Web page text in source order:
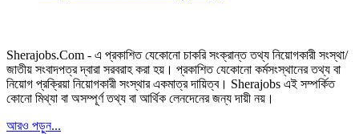
Sherajobs.Com - এ প্রকাশিত যেকোনো চাকরি সংক্রান্ত তথ্য নিয়োগকারী সংস্থা/
জাতীয় সংবাদপত্র দ্বারা সরবরাহ করা হয়। প্রকাশিত যেকোনো কর্মসংস্থানের তথ্য বা
নিয়োগ প্রক্রিয়া নিয়োগকারী সংস্থার একমাত্র দায়িত্ব। Sherajobs এই সম্পর্কিত
কোনো মিথ্যা বা অসম্পূর্ণ তথ্য বা আর্থিক লেনদেনের জন্য দায়ী নয়।
আরও পড়ুন...